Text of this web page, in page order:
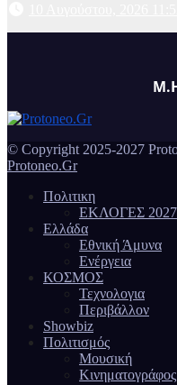
© Copyright 2025-2027
Protoneo.Gr
Πολιτικη
ΕΚΛΟΓΕΣ 2027
Ελλάδα
Εθνική Άμυνα
Ενέργεια
ΚΟΣΜΟΣ
Τεχνολογια
Περιβάλλον
Showbiz
Πολιτισμός
Μουσική
Κινηματογράφος